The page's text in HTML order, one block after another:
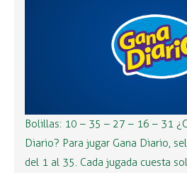
Bolillas: 10 – 35 – 27 – 16 – 31
Diario? Para jugar Gana Diario,
del 1 al 35. Cada jugada cuesta